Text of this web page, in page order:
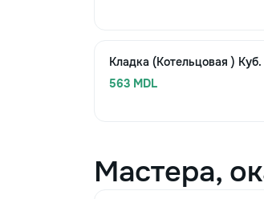
Кладка (Котельцовая ) Куб.
563 MDL
Мастера,